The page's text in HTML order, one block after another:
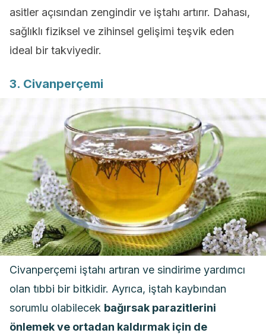
asitler açısından zengindir ve iştahı artırır. Dahası,
sağlıklı fiziksel ve zihinsel gelişimi teşvik eden
ideal bir takviyedir.
3. Civanperçemi
Civanperçemi iştahı artıran ve sindirime yardımcı
olan tıbbi bir bitkidir. Ayrıca, iştah kaybından
sorumlu olabilecek bağırsak parazitlerini
önlemek ve ortadan kaldırmak için de